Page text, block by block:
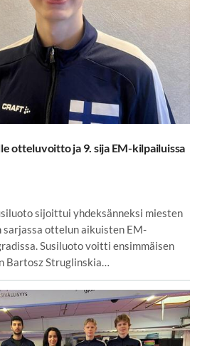
otteluvoitto ja 9. sija EM-kilpailuissa
sijoittui yhdeksänneksi miesten
ottelun aikuisten EM-
Susiluoto voitti ensimmäisen
Bartosz Struglinskia…